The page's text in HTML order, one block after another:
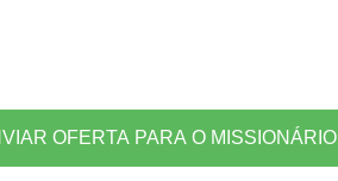
OFERTA PARA O MISSIONÁRIO